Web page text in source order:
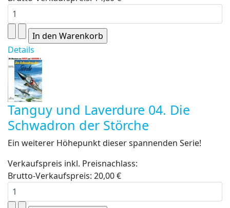
Details
Tanguy und Laverdure 04. Die
Schwadron der Störche
Ein weiterer Höhepunkt dieser spannenden Serie!
Verkaufspreis inkl. Preisnachlass:
Brutto-Verkaufspreis: 20,00 €